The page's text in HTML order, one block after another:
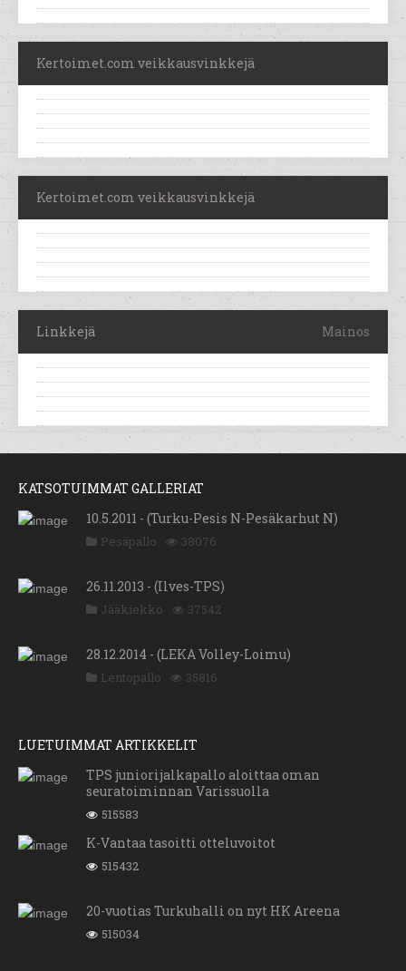
Kertoimet.com veikkausvinkkejä
Kertoimet.com veikkausvinkkejä
Linkkejä Mainos
KATSOTUIMMAT GALLERIAT
10.5.2011 - (Turku-Pesis N-Pesäkarhut N)
Pesäpallo 38076
26.11.2013 - (Ilves-TPS)
Jääkiekko 37542
28.12.2014 - (LEKA Volley-Loimu)
Lentopallo 35816
LUETUIMMAT ARTIKKELIT
TPS juniorijalkapallo aloittaa oman
seuratoiminnan Varissuolla
515583
K-Vantaa tasoitti otteluvoitot
515432
20-vuotias Turkuhalli on nyt HK Areena
515034